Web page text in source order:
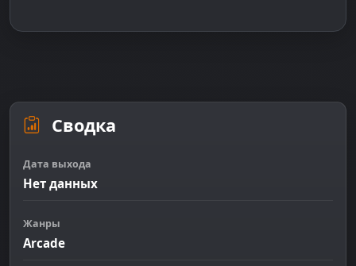
Сводка
Дата выхода
Нет данных
Жанры
Arcade